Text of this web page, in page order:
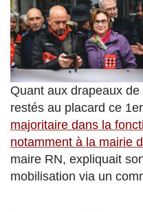
Quant aux drapeaux de
restés au placard ce
majoritaire dans la
notamment à la mairie
maire RN, expliquait
mobilisation via un